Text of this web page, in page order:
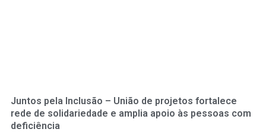
Juntos pela Inclusão – União de projetos fortalece
rede de solidariedade e amplia apoio às pessoas com
deficiência